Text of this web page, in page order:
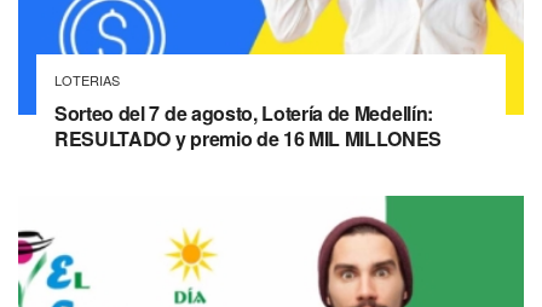
LOTERIAS
Sorteo del 7 de agosto, Lotería de Medellín:
RESULTADO y premio de 16 MIL MILLONES